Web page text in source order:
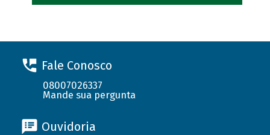
Fale Conosco
08007026337
Mande sua pergunta
Ouvidoria